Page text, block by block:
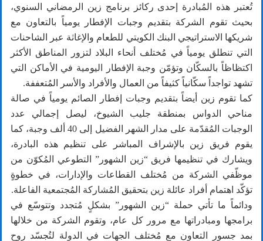
تُعتبر هذه المُبادرة إحدى ركائز برنامج زين الرمضاني السنوي،
بحيث تقوم الشركة بتقديم وجبات الإفطار يومياً بالتعاون مع
شريكها الاستراتيجي البنك الكويتي للطعام والإغاثة عبر الشاحنات
التي تنطلق يومياً في مُختلف أنحاء البلاد لتزور المناطق الأكثر
اكتظاظاً بالسكّان وتؤمّن وجبة الإفطار اليومية في الأماكن التي
تشهد تواجداً سكّانياً كثيفاً من العمال والأفراد والأسر المُتعففة.
كما تقوم زين أيضاً بتقديم وجبات إفطار الصائم يومياً في صالة
مناحي الدواس بمنطقة جليب الشيوخ، ليصل إجمالي عدد
الوجبات المُقدّمة على مدار الشهر الفضيل إلى 40 ألف وجبة، كما
يقوم فريق زين بالإشراف المباشر على تنظيم هذه البادرة،
ويشارك في تنظيمها فريق “زين الشهور” التطوعي المُكوّن من
موظّفي الشركة من مُختلف القطاعات والإدارات، في خطوةٍ
تؤكّد اهتمام أفراد عائلة زين بتحقيق المُشاركة المُجتمعية الفاعلة.
ودائماً ما تأتي حملة “زين الشهور” بشكلٍ مُتجدد وتتوسّع في
برامجها ومبادراتها مع مرور كل عام، وتقوم الشركة من خلالها
بمد جسور التعاون مع مُختلف الجهات في الدولة لتُجسّد روح